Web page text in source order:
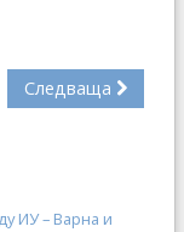
Следваща
ИУ – Варна и